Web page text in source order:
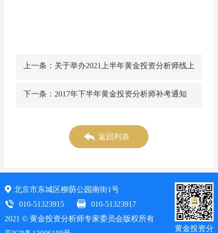
上一条：关于举办2021上半年黄金投资分析师线上
下一条：2017年下半年黄金投资分析师补考通知
返回列表
北京市东城区柳荫公园南街1号
010-51323915
010-51323917
2021 © 黄金投资分析师专家委员会版权所有
黄金投资分